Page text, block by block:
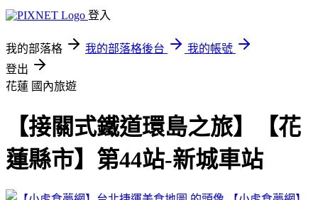
登入
我的部落格 我的部落格後台
我的帳號
登出
花蓮 國內旅遊
【接關式鐵道環島之旅】【花
蓮縣市】第44站-新城車站